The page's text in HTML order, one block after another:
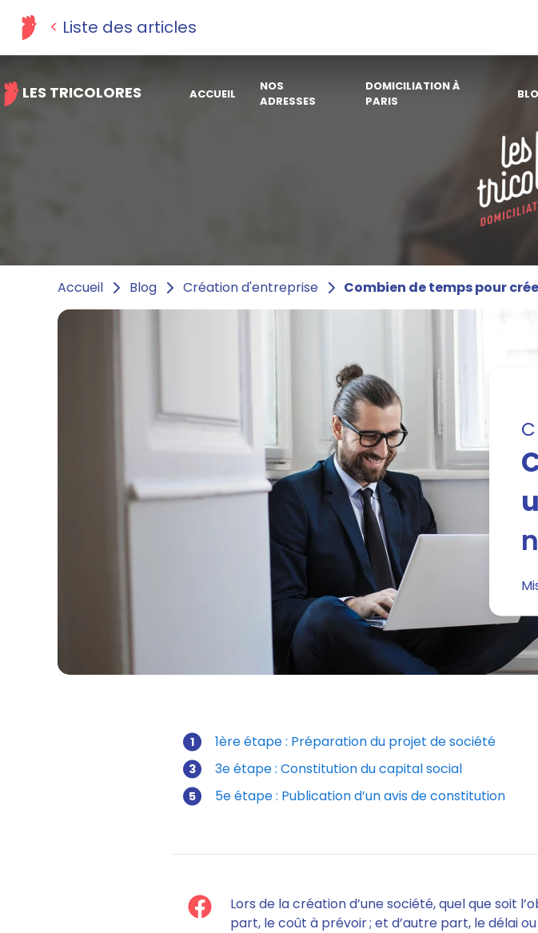
LES TRICOLORES ACCUEIL
NOS
ADRESSES
DOMICILIATION À
PARIS
Liste des articles
Accueil Blog Création d'entreprise Combien de temps pour
1ère étape : Préparation du projet de société
3e étape : Constitution du capital social
5e étape : Publication d’un avis de constitution
Lors de la création d’une société, quel que soit
part, le coût à prévoir ; et d’autre part, le délai